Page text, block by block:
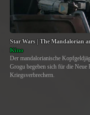
Star Wars | The Mandalorian
Kino
Der mandalorianische
Grogu begeben sich für die Neue
Kriegsverbrechern.